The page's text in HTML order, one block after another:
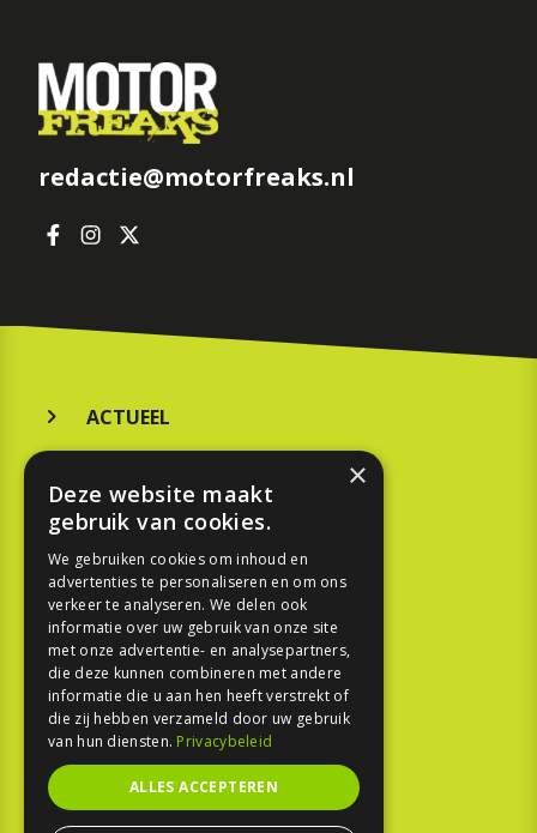
redactie@motorfreaks.nl
ACTUEEL
KOOPGIDS
TESTEN
SPORT
REPORTAGE
TOUREN
NIEUWSBRIEF
×
Deze website maakt
gebruik van cookies.
We gebruiken cookies om inhoud en
advertenties te personaliseren en om ons
verkeer te analyseren. We delen ook
informatie over uw gebruik van onze site
met onze advertentie- en analysepartners,
die deze kunnen combineren met andere
informatie die u aan hen heeft verstrekt of
die zij hebben verzameld door uw gebruik
van hun diensten. Privacybeleid
ALLES ACCEPTEREN